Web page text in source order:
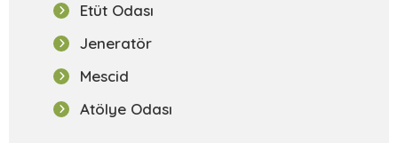
Etüt Odası
Jeneratör
Mescid
Atölye Odası